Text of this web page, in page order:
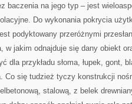
baczenia na jego typ – jest
Do wykonania pokrycia
podyktowany przeróżnymi
w jakim odnajduje się dany obiekt
dla przykładu słoma, łupek, gont,
Co się tudzież tyczy konstrukcji
stalową, z belek